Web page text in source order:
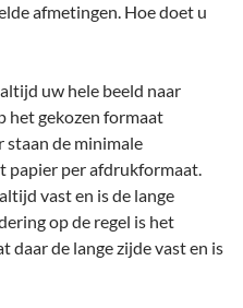
afmetingen. Hoe doet u
uw hele beeld naar
het gekozen formaat
staan de minimale
papier per afdrukformaat.
vast en is de lange
op de regel is het
daar de lange zijde vast en is